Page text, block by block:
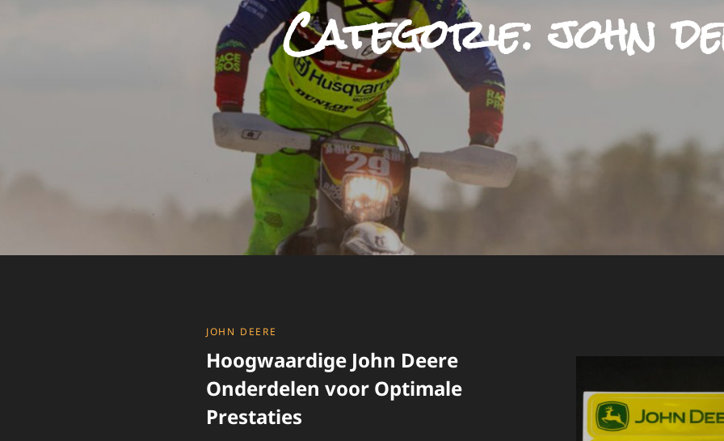
Categorie:john
CATEGORIES
JOHN DEERE
Hoogwaardige John Deere
Onderdelen voor Optimale
Prestaties